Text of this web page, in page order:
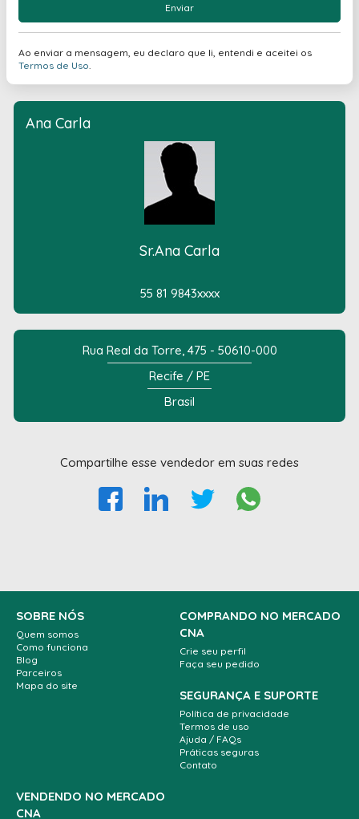
Enviar
Ao enviar a mensagem, eu declaro que li, entendi e aceitei os
Termos de Uso
Ana Carla
Sr.Ana Carla
55 81 9843xxxx
Rua Real da Torre, 475 - 50610-000
Recife / PE
Brasil
Compartilhe esse vendedor em suas redes
SOBRE NÓS
Quem somos
Como funciona
Blog
Parceiros
Mapa do site
COMPRANDO NO MERCADO
CNA
Crie seu perfil
Faça seu pedido
SEGURANÇA E SUPORTE
Política de privacidade
Termos de uso
Ajuda / FAQs
Práticas seguras
Contato
VENDENDO NO MERCADO
CNA